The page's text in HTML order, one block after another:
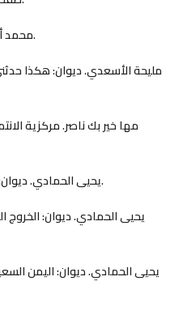
محمد أحمد فقيه. ديوان: تراتيل. تحت الطبع.
مليحة الأسعدي. ديوان: هكذا
مها خير بك ناصر. مركزية
يحيى الحمادي. ديوان: عام الخيام. الناشر المؤلف: (2011م).
يحيى الحمادي. ديوان: الخروج
يحيى الحمادي. ديوان: اليمن